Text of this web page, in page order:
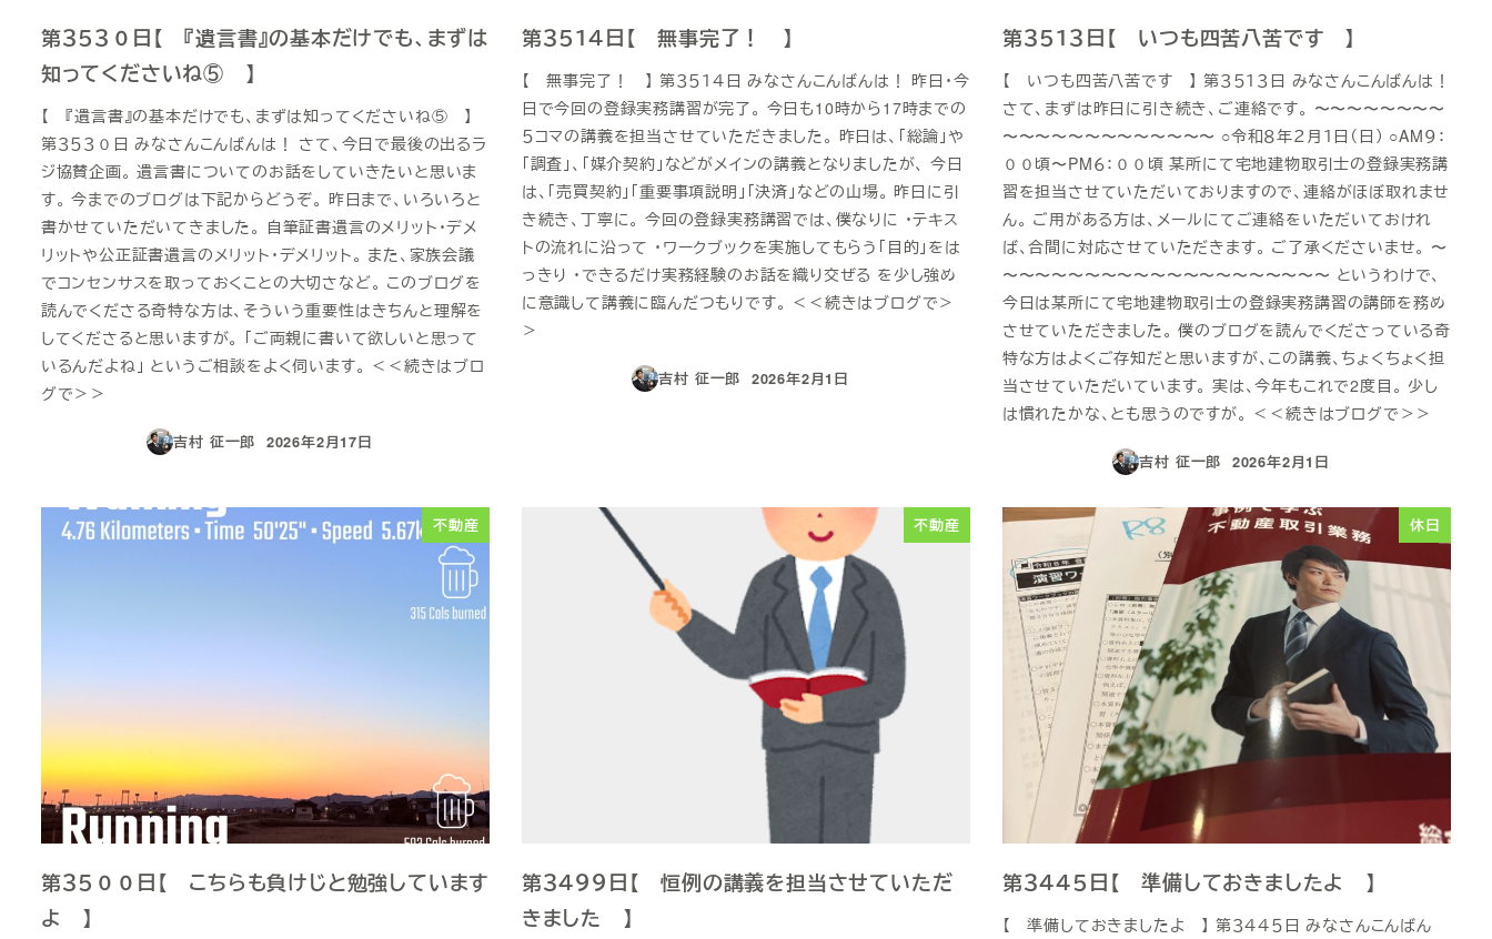
第３５３０日【 『遺言書』の基本だけでも、まずは
知ってくださいね⑤ 】
【 『遺言書』の基本だけでも、まずは知ってくださいね⑤ 】
第３５３０日 みなさんこんばんは！ さて、今日で最後の出るラ
ジ協賛企画。 遺言書についてのお話をしていきたいと思いま
す。 今までのブログは下記からどうぞ。 昨日まで、いろいろと
書かせていただいてきました。 自筆証書遺言のメリット・デメ
リットや公正証書遺言のメリット・デメリット。 また、家族会議
でコンセンサスを取っておくことの大切さなど。 このブログを
読んでくださる奇特な方は、そういう重要性はきちんと理解を
してくださると思いますが。 「ご両親に書いて欲しいと思って
いるんだよね」 というご相談をよく伺います。 ＜＜続きはブロ
グで＞＞
吉村 征一郎
投稿日
2026年2月17日
第３５１４日【 無事完了！ 】
【 無事完了！ 】 第３５１４日 みなさんこんばんは！ 昨日・今
日で今回の登録実務講習が完了。 今日も10時から17時までの
５コマの講義を担当させていただきました。 昨日は、「総論」や
「調査」、「媒介契約」などがメインの講義となりましたが、 今日
は、「売買契約」「重要事項説明」「決済」などの山場。 昨日に引
き続き、丁寧に。 今回の登録実務講習では、僕なりに ・テキス
トの流れに沿って ・ワークブックを実施してもらう「目的」をは
っきり ・できるだけ実務経験のお話を織り交ぜる を少し強め
に意識して講義に臨んだつもりです。 ＜＜続きはブログで＞
＞
吉村 征一郎
投稿日
2026年2月1日
第３５１３日【 いつも四苦八苦です 】
【 いつも四苦八苦です 】 第３５１３日 みなさんこんばんは！
さて、まずは昨日に引き続き、ご連絡です。 〜〜〜〜〜〜〜〜
〜〜〜〜〜〜〜〜〜〜〜〜〜 ○令和８年２月１日（日） ○AM９：
００頃〜PM６：００頃 某所にて宅地建物取引士の登録実務講
習を担当させていただいておりますので、連絡がほぼ取れませ
ん。 ご用がある方は、メールにてご連絡をいただいておけれ
ば、合間に対応させていただきます。 ご了承くださいませ。 〜
〜〜〜〜〜〜〜〜〜〜〜〜〜〜〜〜〜〜〜〜 というわけで、
今日は某所にて宅地建物取引士の登録実務講習の講師を務め
させていただきました。 僕のブログを読んでくださっている奇
特な方はよくご存知だと思いますが、この講義、ちょくちょく担
当させていただいています。 実は、今年もこれで2度目。 少し
は慣れたかな、とも思うのですが。 ＜＜続きはブログで＞＞
吉村 征一郎
投稿日
2026年2月1日
不動産
第３５００日【 こちらも負けじと勉強しています
よ 】
不動産
第３４９９日【 恒例の講義を担当させていただ
きました 】
休日
第３４４５日【 準備しておきましたよ 】
【 準備しておきましたよ 】 第３４４５日 みなさんこんばん